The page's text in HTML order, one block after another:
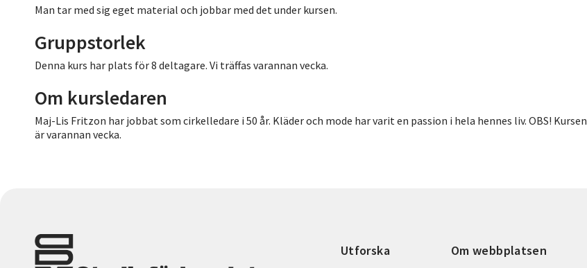
Man tar med sig eget material och jobbar med det under kursen.
Gruppstorlek
Denna kurs har plats för 8 deltagare. Vi träffas varannan vecka.
Om kursledaren
Maj-Lis Fritzon har jobbat som cirkelledare i 50 år. Kläder och mode har varit en passion i hela hennes liv. OBS! Kursen
är varannan vecka.
Utforska Om webbplatsen